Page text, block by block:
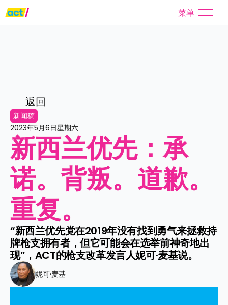
菜单
返回
新闻稿
2023年5月6日星期六
新西兰优先：承
诺。背叛。道歉。
重复。
“新西兰优先党在2019年没有找到勇气来拯救持
牌枪支拥有者，但它可能会在选举前神奇地出
现”，ACT的枪支改革发言人妮可·麦基说。
妮可·麦基